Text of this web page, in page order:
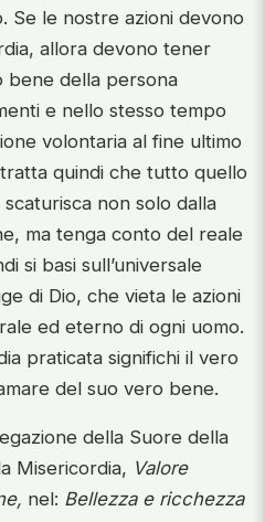
Se le nostre azioni devono
allora devono tener
bene della persona
e nello stesso tempo
volontaria al fine ultimo
quindi che tutto quello
non solo dalla
ma tenga conto del reale
si basi sull’universale
di Dio, che vieta le azioni
ed eterno di ogni uomo.
praticata significhi il vero
del suo vero bene.
della Suore della
Misericordia, Valore
nel: Bellezza e ricchezza